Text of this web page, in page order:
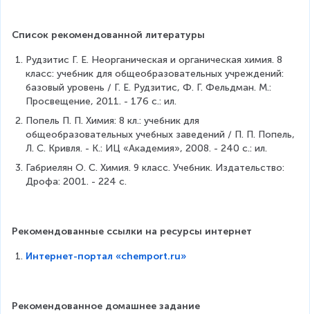
Список рекомендованной литературы
Рудзитис Г. Е. Неорганическая и органическая химия. 8
класс: учебник для общеобразовательных учреждений:
базовый уровень / Г. Е. Рудзитис, Ф. Г. Фельдман. М.:
Просвещение, 2011. - 176 с.: ил.
Попель П. П. Химия: 8 кл.: учебник для
общеобразовательных учебных заведений / П. П. Попель,
Л. С. Кривля. - К.: ИЦ «Академия», 2008. - 240 с.: ил.
Габриелян О. С. Химия. 9 класс. Учебник. Издательство:
Дрофа: 2001. - 224 с.
Рекомендованные ссылки на ресурсы интернет
Интернет-портал «chemport.ru»
Рекомендованное домашнее задание